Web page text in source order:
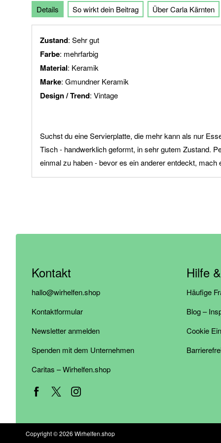
der
Bildgalerie
springen
Details
Zustand: Sehr gut
Farbe: mehrfarbig
Material: Keramik
Marke: Gmundner Keramik
Design / Trend: Vintage
Suchst du eine Servierplatte, die mehr kann als nur
Tisch - handwerklich geformt, in sehr gutem Zustand.
einmal zu haben - bevor es ein anderer entdeckt,
So wirkt dein Beitrag Über Carla Kärnten
Kontakt
hallo@wirhelfen.shop
Kontaktformular
Newsletter anmelden
Spenden mit dem Unternehmen
Caritas – Wirhelfen.shop
Hilfe
Häufige
Blog –
Cookie
Copyright © 2026 Wirhelfen.shop